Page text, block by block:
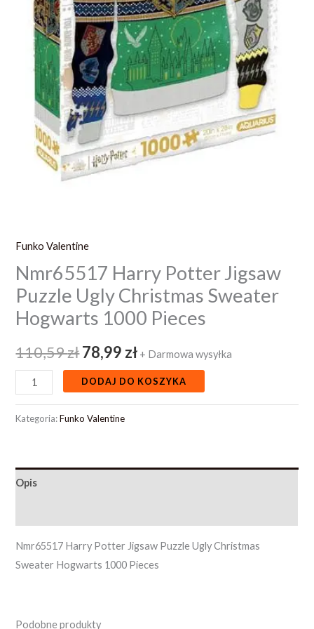
Funko Valentine
Nmr65517 Harry Potter Jigsaw
Puzzle Ugly Christmas Sweater
Hogwarts 1000 Pieces
110,59zł78,99 zł + Darmowa wysyłka
Pieces
DODAJ DO KOSZYKA
Kategoria:Funko Valentine
Opis
Nmr65517 Harry Potter Jigsaw Puzzle Ugly Christmas
Sweater Hogwarts 1000 Pieces
Podobne produkty